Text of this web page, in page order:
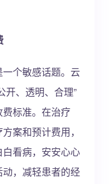
个敏感话题。云
开、透明、合理”
标准。在治疗
案和预计费用，
看病，安安心心
，减轻患者的经